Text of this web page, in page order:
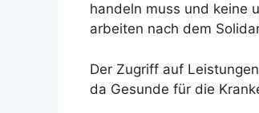
handeln muss und keine
arbeiten nach dem
Der Zugriff auf
da Gesunde für die